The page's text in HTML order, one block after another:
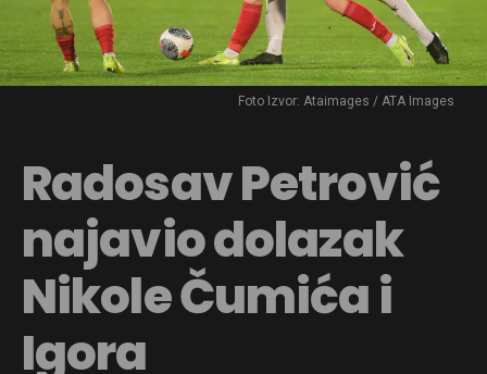
Foto Izvor: Ataimages / ATA Images
Radosav Petrović
najavio dolazak
Nikole Čumića i
Igora